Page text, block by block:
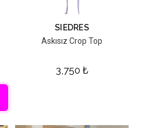
SIEDRES
Askısız Crop Top
3,750 ₺